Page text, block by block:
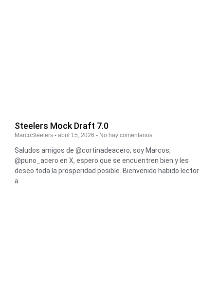
Steelers Mock Draft 7.0
MarcoSteelers abril 15, 2026 No hay comentarios
Saludos amigos de @cortinadeacero, soy Marcos,
@puno_acero en X, espero que se encuentren bien y les
deseo toda la prosperidad posible. Bienvenido habido lector
a